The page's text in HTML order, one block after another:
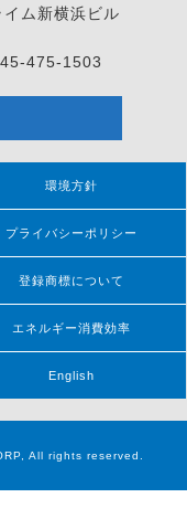
イム新横浜ビル
475-1503
環境方針
プライバシーポリシー
登録商標について
エネルギー消費効率
English
All rights reserved.